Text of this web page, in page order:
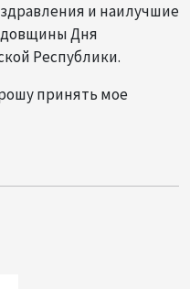
и наилучшие
Дня
Республики.
принять мое